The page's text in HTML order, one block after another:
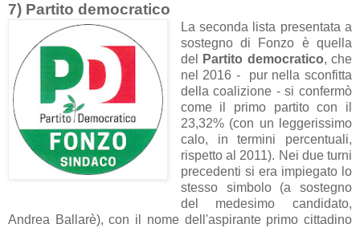
7) Partito democratico
La seconda lista presentata a
sostegno di Fonzo è quella
del
Partito democratico, che
nel 2016 - pur nella sconfitta
della coalizione - si confermò
come il primo partito con il
23,32% (con un leggerissimo
calo, in termini percentuali,
rispetto al 2011). Nei due turni
precedenti si era impiegato lo
stesso simbolo (a sostegno
del medesimo candidato,
Andrea Ballarè), con il nome dell'aspirante primo cittadino